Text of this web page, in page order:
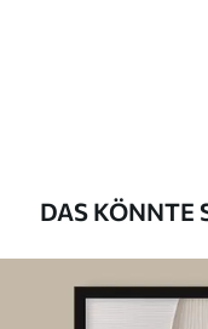
DAS KÖNNTE